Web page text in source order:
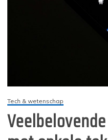
Tech & wetenschap